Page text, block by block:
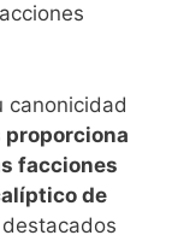
canonicidad
proporciona
facciones
de